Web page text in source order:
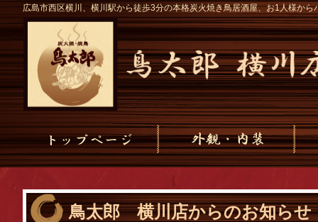
広島市西区横川、横川駅から徒歩3分の本格炭火焼き鳥居酒屋、お1人様か
鳥太郎 横川店からのお知らせ